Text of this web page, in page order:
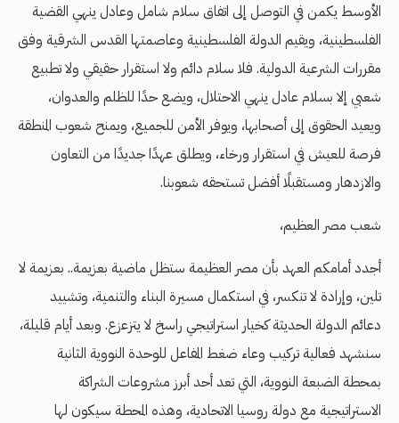
الأوسط يكمن في التوصل إلى اتفاق سلام شامل وعادل ينهي القضية
الفلسطينية، ويقيم الدولة الفلسطينية وعاصمتها القدس الشرقية وفق
مقررات الشرعية الدولية. فلا سلام دائم ولا استقرار حقيقي ولا تطبيع
شعبي إلا بسلام عادل ينهي الاحتلال، ويضع حدًا للظلم والعدوان،
ويعيد الحقوق إلى أصحابها، ويوفر الأمن للجميع، ويمنح شعوب المنطقة
فرصة للعيش في استقرار ورخاء، ويطلق عهدًا جديدًا من التعاون
والازدهار ومستقبلًا أفضل تستحقه شعوبنا.
شعب مصر العظيم،
أجدد أمامكم العهد بأن مصر العظيمة ستظل ماضية بعزيمة.. بعزيمة لا
تلين، وإرادة لا تنكسر، في استكمال مسيرة البناء والتنمية، وتشييد
دعائم الدولة الحديثة كخيار استراتيجي راسخ لا يتزعزع. وبعد أيام قليلة،
سنشهد فعالية تركيب وعاء ضغط المفاعل للوحدة النووية الثانية
بمحطة الضبعة النووية، التي تعد أحد أبرز مشروعات الشراكة
الاستراتيجية مع دولة روسيا الاتحادية، وهذه المحطة سيكون لها